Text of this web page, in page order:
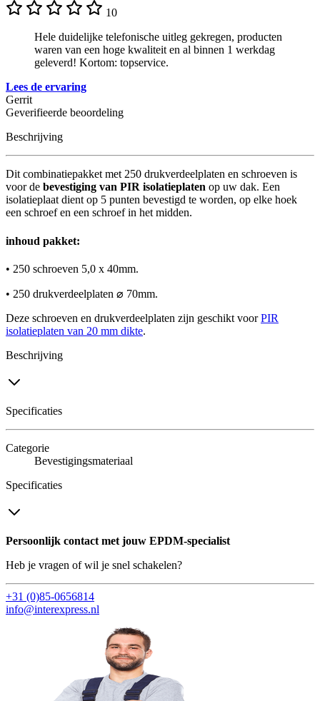
10
Hele duidelijke telefonische uitleg gekregen, producten
waren van een hoge kwaliteit en al binnen 1 werkdag
geleverd! Kortom: topservice.
Lees de ervaring
Gerrit
Geverifieerde beoordeling
Beschrijving
Dit combinatiepakket met 250 drukverdeelplaten en schroeven is
voor de bevestiging van PIR isolatieplaten op uw dak. Een
isolatieplaat dient op 5 punten bevestigd te worden, op elke hoek
een schroef en een schroef in het midden.
inhoud pakket:
• 250 schroeven 5,0 x 40mm.
• 250 drukverdeelplaten ⌀ 70mm.
Deze schroeven en drukverdeelplaten zijn geschikt voorPIR
isolatieplaten van 20 mm dikte.
Beschrijving
Specificaties
Categorie
Bevestigingsmateriaal
Specificaties
Persoonlijk contact met jouw EPDM-specialist
Heb je vragen of wil je snel schakelen?
+31 (0)85-0656814
info@interexpress.nl